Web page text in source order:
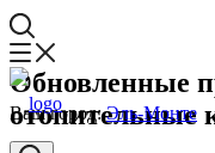
Ваш город:Эль-Монте
Обновленные